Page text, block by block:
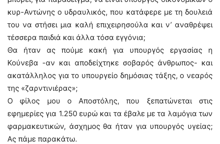
κυρ-Αντώνης ο υδραυλικός, που κατάφερε με τη δουλειά
του να στήσει μια καλή επιχειρησούλα και ν’ αναθρέψει
τέσσερα παιδιά και άλλα τόσα εγγόνια;
Θα ήταν ας πούμε κακή για υπουργός εργασίας η
Κούνεβα -αν και αποδείχτηκε σοβαρός άνθρωπος- και
ακατάλληλος για το υπουργείο δημόσιας τάξης, ο νεαρός
της «ζαρντινιέρας»;
Ο φίλος μου ο Αποστόλης, που ξεπατώνεται στις
εφημερίες για 1.250 ευρώ και τα έβαλε με τα λαμόγια των
φαρμακευτικών, άσχημος θα ήταν για υπουργός υγείας;
Ας πάμε παρακάτω.